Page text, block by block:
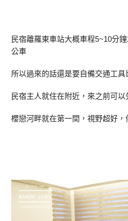
民宿離羅東車站大概車程5~10分
公車
所以過來的話還是要自備交通工具
民宿主人就住在附近，來之前可以
櫻戀河畔就在第一間，視野超好，